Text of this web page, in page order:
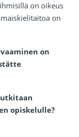
on oikeus
on
on
opiskelulle?